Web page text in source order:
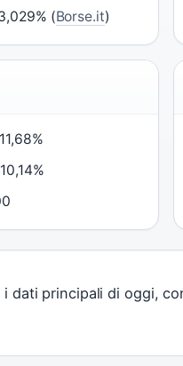
(Borse.it)
dati principali di oggi,